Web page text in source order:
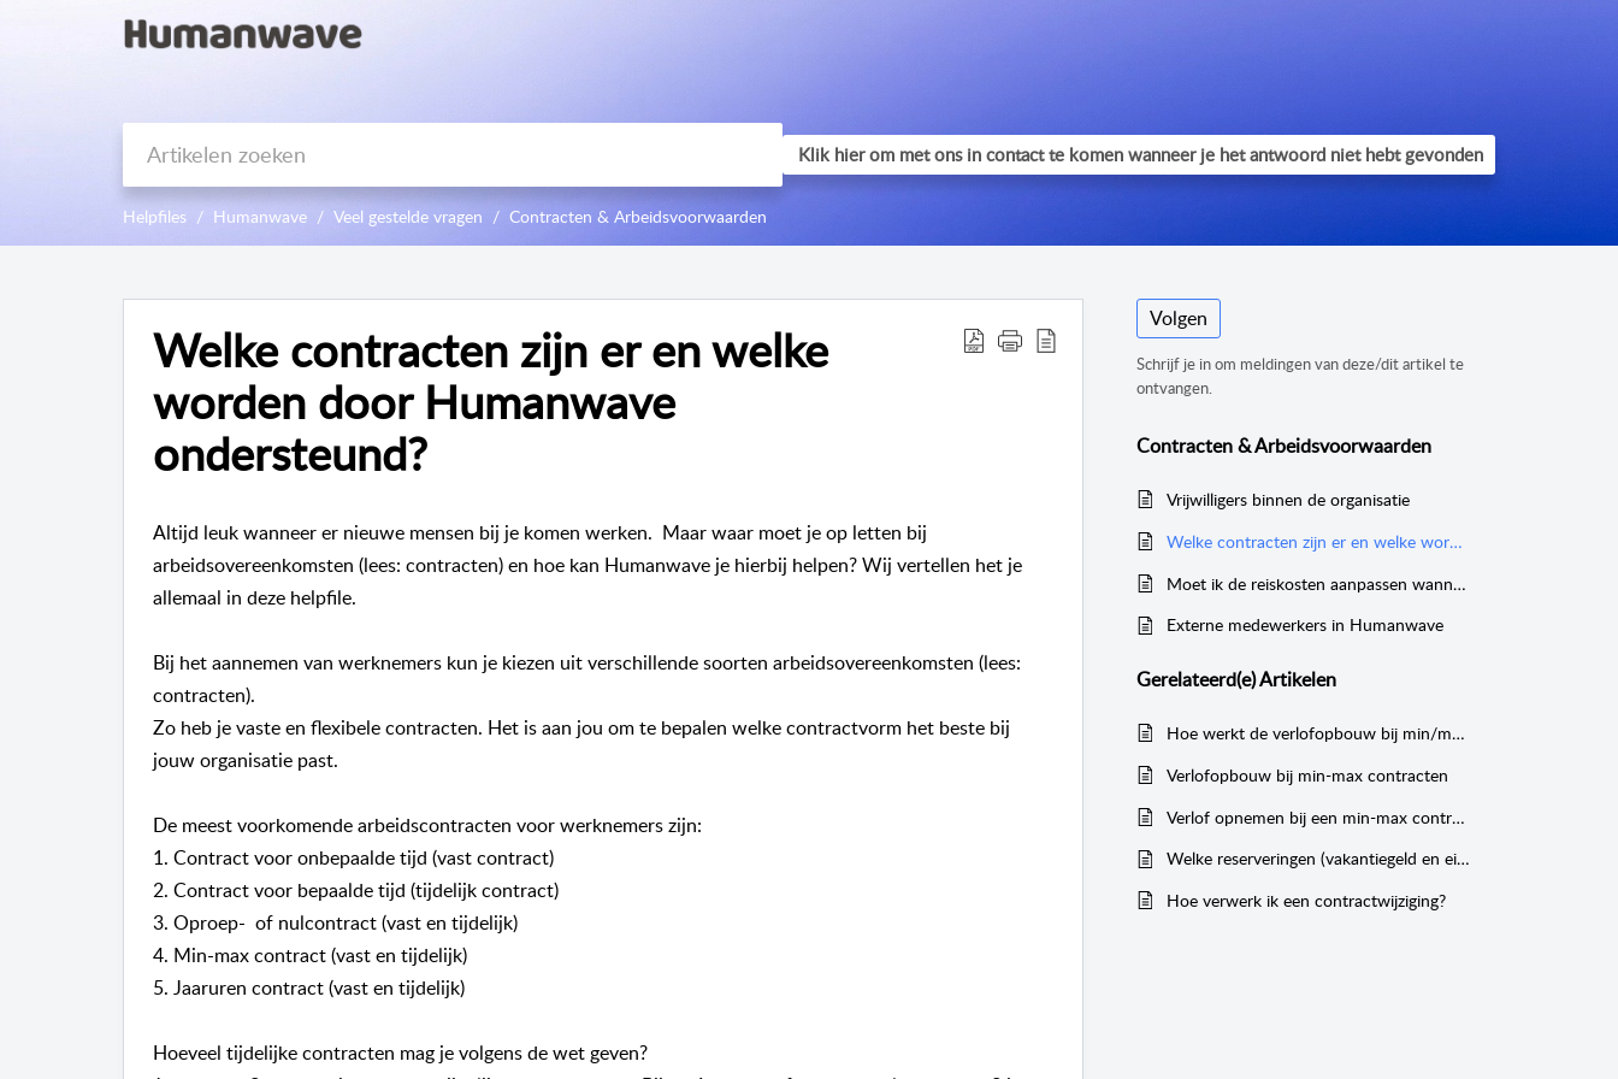
Helpfiles Humanwave Veel gestelde vragen Contracten & Arbeidsvoorwaarden
Welke contracten zijn er en welke
worden door Humanwave
ondersteund?
Altijd leuk wanneer er nieuwe mensen bij je komen werken. Maar waar moet je op letten bij
arbeidsovereenkomsten (lees: contracten) en hoe kan Humanwave je hierbij helpen?Wij vertellen het je
allemaal in deze helpfile.
Bij het aannemen van werknemers kun je kiezen uit verschillende soorten arbeidsovereenkomsten (lees:
contracten).
Zo heb je vaste en flexibele contracten. Het is aan jou om te bepalen welke contractvorm het beste bij
jouw organisatie past.
De meest voorkomende arbeidscontracten voor werknemers zijn:
1. Contract voor onbepaalde tijd (vast contract)
2. Contract voor bepaalde tijd (tijdelijk contract)
3. Oproep- of nulcontract (vast en tijdelijk)
4. Min-max contract (vast en tijdelijk)
5. Jaaruren contract (vast en tijdelijk)
Hoeveel tijdelijke contracten mag je volgens de wet geven?
Volgen
Schrijf je in om meldingen van deze/dit artikel te
ontvangen.
Contracten & Arbeidsvoorwaarden
Vrijwilligers binnen de organisatie
Welke contracten zijn er en welke worden door Humanwave ondersteund?
Moet ik de reiskosten aanpassen wanneer mijn medewerker meer of minder gaat werken?
Externe medewerkers in Humanwave
Gerelateerd(e)Artikelen
Hoe werkt de verlofopbouw bij min/max contracten?
Verlofopbouw bij min-max contracten
Verlof opnemen bij een min-max contract
Welke reserveringen (vakantiegeld en eindejaarsuitkering) zijn er binnen Humanwave?
Hoe verwerk ik een contractwijziging?